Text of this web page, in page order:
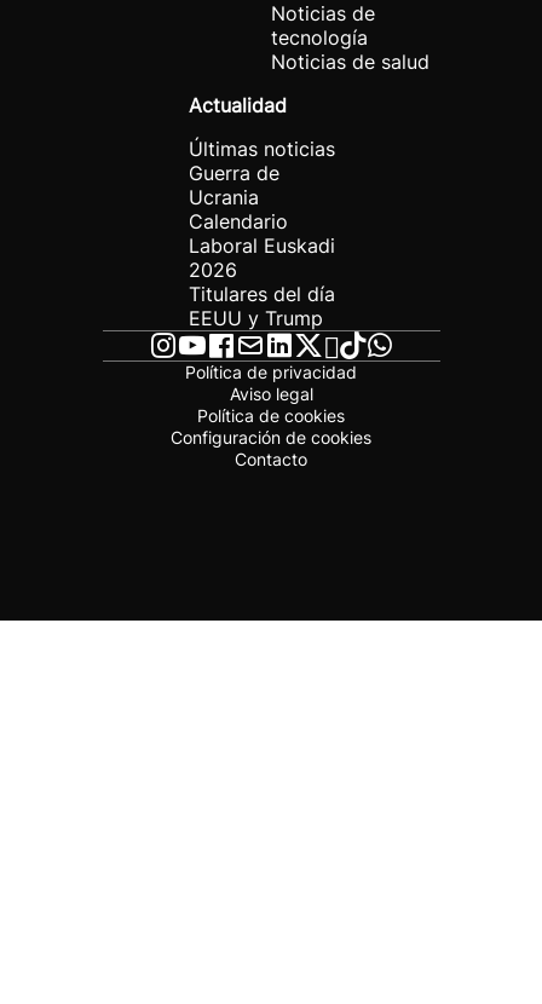
Noticias de
tecnología
Noticias de salud
Actualidad
Últimas noticias
Guerra de
Ucrania
Calendario
Laboral Euskadi
2026
Titulares del día
EEUU y Trump
Política de privacidad
Aviso legal
Política de cookies
Configuración de cookies
Contacto